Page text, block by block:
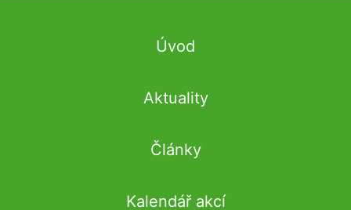
Úvod
Aktuality
Články
Kalendář akcí